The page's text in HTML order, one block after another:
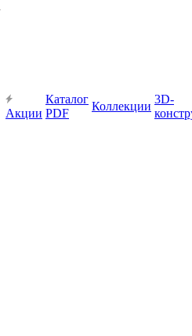
Акции
Каталог
PDF
Коллекции
3D-